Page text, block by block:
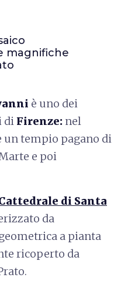
magnifiche
è uno dei
di Firenze: nel
un tempio pagano di
e poi
di Santa
da
a pianta
ricoperto da